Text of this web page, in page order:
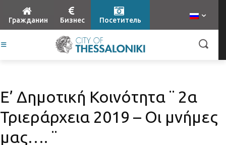
Гражданин Бизнес Посетитель
Ε’ Δημοτική Κοινότητα ¨ 2α
Τριεράρχεια 2019 – Οι μνήμες
μας…. ¨